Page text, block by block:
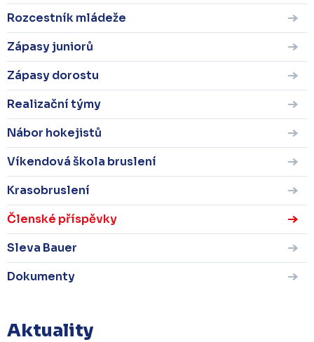
Rozcestník mládeže
Zápasy juniorů
Zápasy dorostu
Realizační týmy
Nábor hokejistů
Víkendová škola bruslení
Krasobruslení
Členské příspěvky
Sleva Bauer
Dokumenty
Aktuality